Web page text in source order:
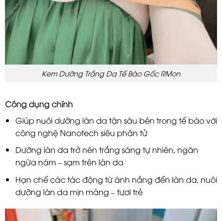
Kem Dưỡng Trắng Da Tế Bào Gốc RMon
Công dụng chính
Giúp nuôi dưỡng làn da tận sâu bên trong tế bào với
công nghệ Nanotech siêu phân tử
Dưỡng làn da trở nên trắng sáng tự nhiên, ngăn
ngừa nám – sạm trên làn da
Hạn chế các tác động từ ánh nắng đến làn da, nuôi
dưỡng làn da mịn màng – tươi trẻ